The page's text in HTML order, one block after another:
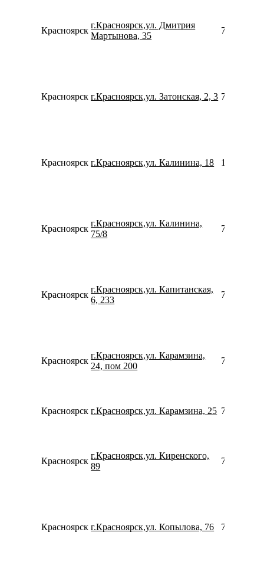
Красноярск
г.Красноярск,ул. Дмитрия
Мартынова, 35
Красноярск г.Красноярск,ул. Затонская, 2, 3
Красноярск г.Красноярск,ул. Калинина, 18
Красноярск
г.Красноярск,ул. Калинина,
75/8
Красноярск
г.Красноярск,ул. Капитанская,
6, 233
Красноярск
г.Красноярск,ул. Карамзина,
24, пом 200
Красноярск г.Красноярск,ул. Карамзина, 25
Красноярск
г.Красноярск,ул. Киренского,
89
Красноярск г.Красноярск,ул. Копылова, 76